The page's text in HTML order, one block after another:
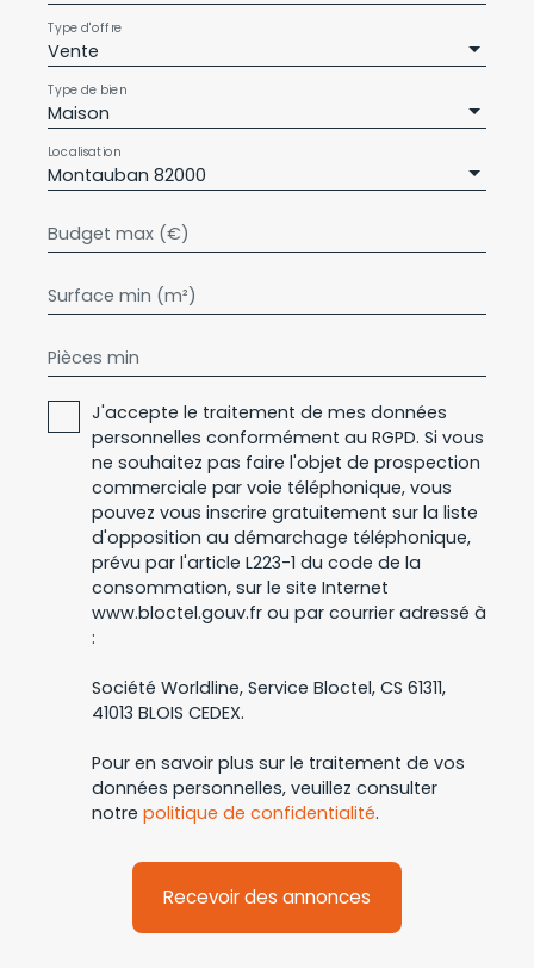
Vente
Type d'offre
Maison
Type de bien
Montauban 82000
Localisation
Budget max (€)
Surface min (m²)
Pièces min
J'accepte le traitement de mes données
personnelles conformément au RGPD. Si vous
ne souhaitez pas faire l'objet de prospection
commerciale par voie téléphonique, vous
pouvez vous inscrire gratuitement sur la liste
d'opposition au démarchage téléphonique,
prévu par l'article L223-1 du code de la
consommation, sur le site Internet
www.bloctel.gouv.fr ou par courrier adressé à
:
Société Worldline, Service Bloctel, CS 61311,
41013 BLOIS CEDEX.
Pour en savoir plus sur le traitement de vos
données personnelles, veuillez consulter
notre politique de confidentialité.
Recevoir des annonces